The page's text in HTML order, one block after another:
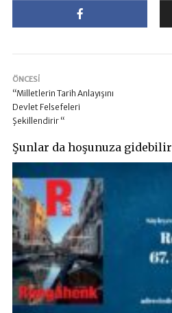
ÖNCESI
“Milletlerin Tarih Anlayışını
Devlet Felsefeleri
Şekillendirir “
Şunlar da hoşunuza gidebilir